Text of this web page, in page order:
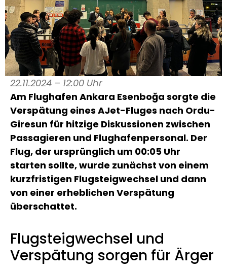
22.11.2024 – 12:00 Uhr
Am Flughafen Ankara Esenboğa sorgte die
Verspätung eines AJet-Fluges nach Ordu-
Giresun für hitzige Diskussionen zwischen
Passagieren und Flughafenpersonal. Der
Flug, der ursprünglich um 00:05 Uhr
starten sollte, wurde zunächst von einem
kurzfristigen Flugsteigwechsel und dann
von einer erheblichen Verspätung
überschattet.
Flugsteigwechsel und
Verspätung sorgen für Ärger